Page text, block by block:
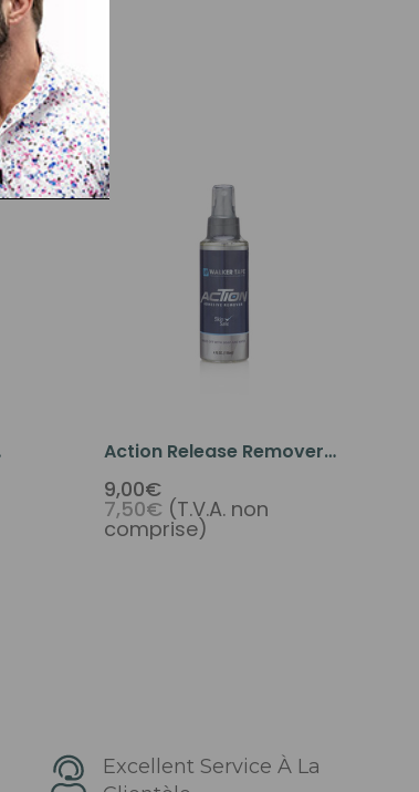
Action Release Remover
Spray 4oz
9,00€
7,50€ (T.V.A. non
comprise)
Excellent Service À La